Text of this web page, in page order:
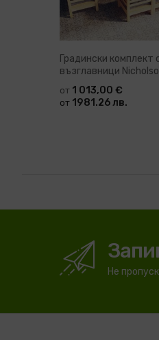
Градински комплект
възглавници
от 1 013,00 €
от 1981.26 лв.
Не